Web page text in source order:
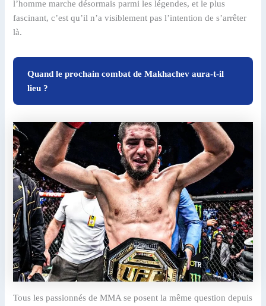
l’homme marche désormais parmi les légendes, et le plus
fascinant, c’est qu’il n’a visiblement pas l’intention de s’arrêter
là.
Quand le prochain combat de Makhachev aura-t-il
lieu ?
Tous les passionnés de MMA se posent la même question depuis